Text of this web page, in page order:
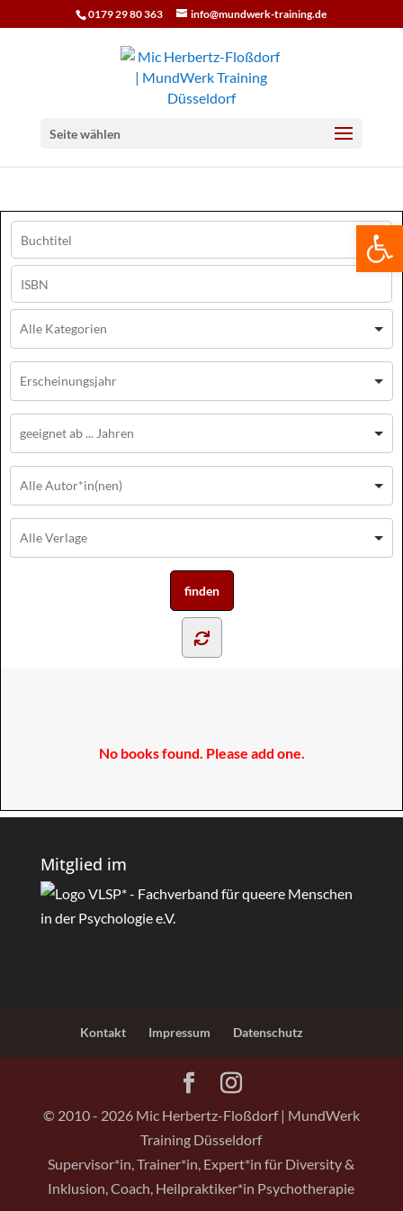
0179 29 80 363 info@mundwerk-training.de
Seite wählen
No books found. Please add one.
Mitglied im
Kontakt Impressum Datenschutz
© 2010 - 2026 Mic Herbertz-Floßdorf | MundWerk
Training Düsseldorf
Supervisor*in, Trainer*in, Expert*in für Diversity &
Inklusion, Coach, Heilpraktiker*in Psychotherapie